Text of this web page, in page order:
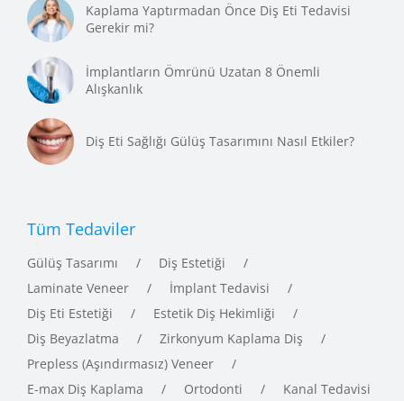
Kaplama Yaptırmadan Önce Diş Eti Tedavisi
Gerekir mi?
İmplantların Ömrünü Uzatan 8 Önemli
Alışkanlık
Diş Eti Sağlığı Gülüş Tasarımını Nasıl Etkiler?
Tüm Tedaviler
Gülüş Tasarımı
Diş Estetiği
Laminate Veneer
İmplant Tedavisi
Diş Eti Estetiği
Estetik Diş Hekimliği
Diş Beyazlatma
Zirkonyum Kaplama Diş
Prepless (Aşındırmasız) Veneer
E-max Diş Kaplama
Ortodonti Kanal Tedavisi